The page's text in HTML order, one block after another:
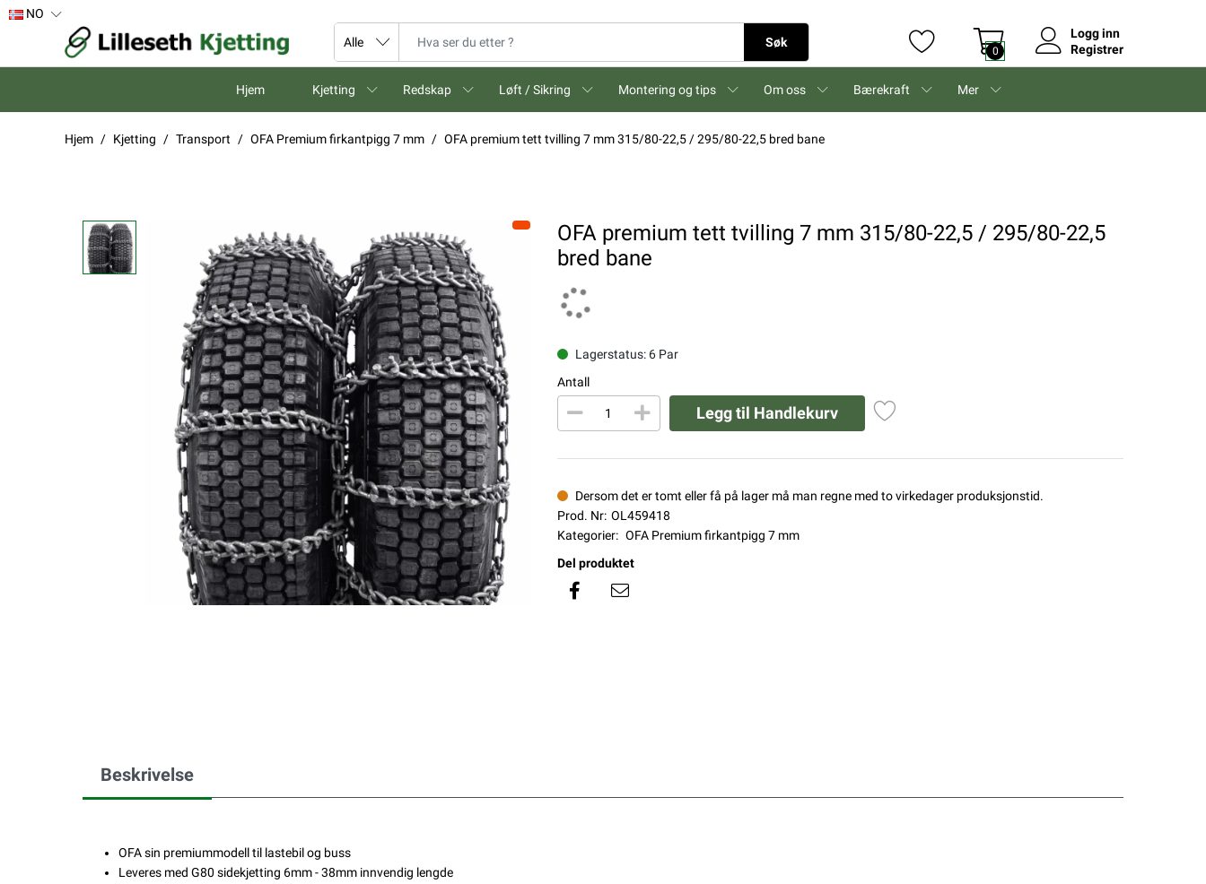
NO
Søk
0
Logg inn
Registrer
Hjem Kjetting Redskap Løft / Sikring Montering og tips Om oss Bærekraft Mer
Hjem Kjetting Transport OFA Premium firkantpigg 7 mm OFA premium tett tvilling 7 mm 315/80-22,5 / 295/80-22,5 bred bane
OFA premium tett tvilling 7 mm 315/80-22,5 / 295/80-22,5
bred bane
Lagerstatus: 6 Par
Antall
Legg til Handlekurv
Dersom det er tomt eller få på lager må man regne med to virkedager produksjonstid.
Prod. Nr: OL459418
Kategorier: OFA Premium firkantpigg 7 mm
Del produktet
Beskrivelse
OFA sin premiummodell til lastebil og buss
Leveres med G80 sidekjetting 6mm - 38mm innvendig lengde